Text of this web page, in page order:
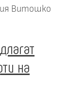
Витошко
на